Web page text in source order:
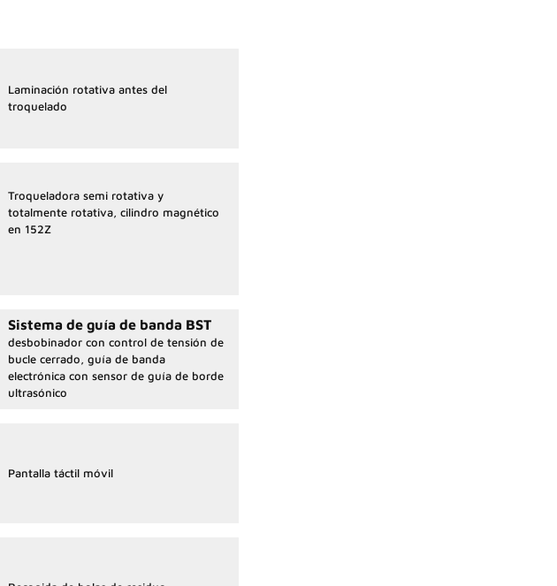
Laminación rotativa antes del
troquelado
Troqueladora semi rotativa y
totalmente rotativa, cilindro magnético
en 152Z
Sistema de guía de banda BST
desbobinador con control de tensión de
bucle cerrado, guía de banda
electrónica con sensor de guía de borde
ultrasónico
Pantalla táctil móvil